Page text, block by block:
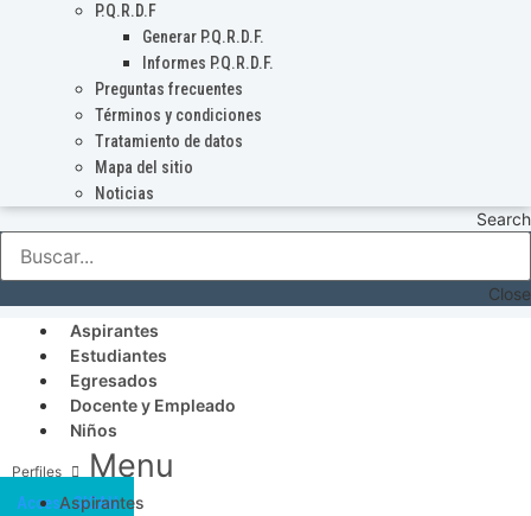
P.Q.R.D.F
Generar P.Q.R.D.F.
Informes P.Q.R.D.F.
Preguntas frecuentes
Términos y condiciones
Tratamiento de datos
Mapa del sitio
Noticias
Search
Close
Aspirantes
Estudiantes
Egresados
Docente y Empleado
Niños
Menu
Aspirantes
Acceso SICAU